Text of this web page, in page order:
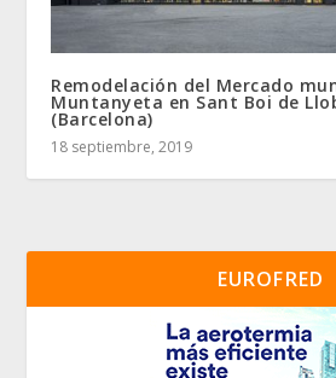
Remodelación del Mercado
Muntanyeta en Sant Boi de
(Barcelona)
18 septiembre, 2019
EUROFRED